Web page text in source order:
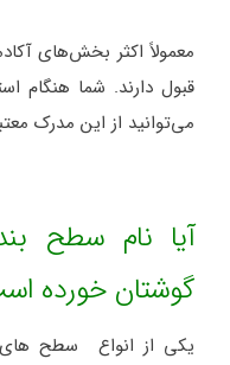
معمولاً اکثر بخش‌های
قبول دارند. شما هنگام
می‌توانید از این مدرک
گوشتان خورده